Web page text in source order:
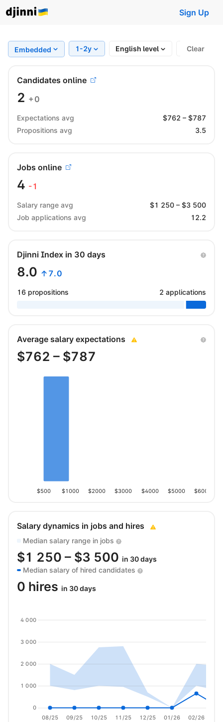
Sign Up
Embedded 1-2y English level Region
Clear
Candidates online
2 +0
Expectations avg $762 – $787
Propositions avg
3.5
Jobs online
4 -1
Salary range avg $1 250 – $3 500
Job applications avg
12.2
Djinni Index in 30 days
8.0 ↑7.0
16 propositions 2 applications
Average salary expectations
$762 – $787
$500 $1000 $2000 $3000 $4000 $5000 $6000
Salary dynamics in jobs and hires
Median salary range in jobs
$1 250 – $3 500 in 30 days
Median salary of hired candidates
0 hires in 30 days
08/25 09/25 10/25 11/25 12/25 01/26 02/26
0
1 000
2 000
3 000
4 000